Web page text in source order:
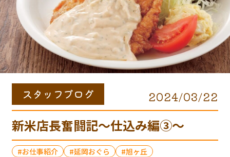
スタッフブログ 2024/03/22
新米店長奮闘記〜仕込み編③〜
お仕事紹介 延岡おぐら
旭ヶ丘